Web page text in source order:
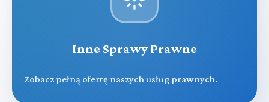
Inne Sprawy Prawne
Zobacz pełną ofertę naszych usług prawnych.